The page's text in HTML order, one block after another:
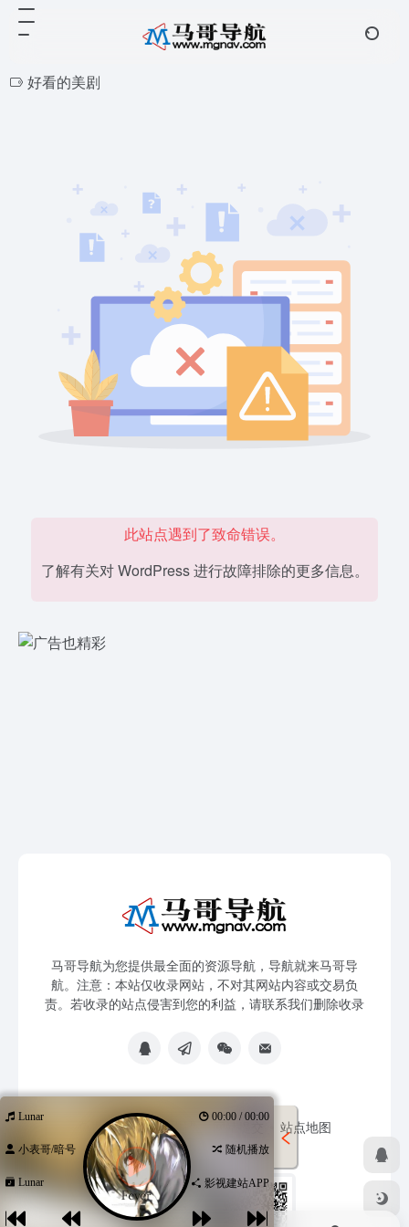
好看的美剧
此站点遇到了致命错误。
了解有关对 WordPress 进行故障排除的更多信息。
马哥导航为您提供最全面的资源导航，导航就来马哥导
航。注意：本站仅收录网站，不对其网站内容或交易负
责。若收录的站点侵害到您的利益，请联系我们删除收录
免责声明 友链申请 站点地图
Lunar 00:00 / 00:00
小表哥/暗号 随机播放
Lunar 影视建站APP